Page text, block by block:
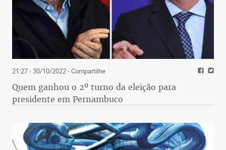
21:27 - 30/10/2022- Compartilhe
Quem ganhou o 2º turno da eleição para
presidente em Pernambuco